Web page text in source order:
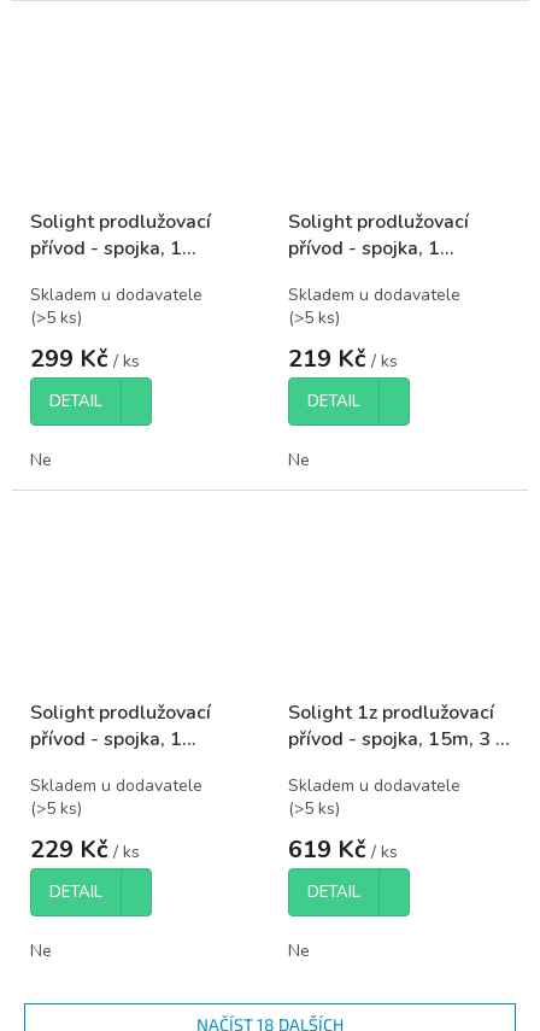
Solight prodlužovací
přívod - spojka, 1
1mm2, bílá
Skladem u dodavatele
(>5 ks)
299 Kč / ks
DETAIL
Ne
Solight prodlužovací
přívod - spojka, 1
oranžová
Skladem u dodavatele
(>5 ks)
219 Kč / ks
DETAIL
Ne
Solight prodlužovací
přívod - spojka, 1
bílá
Skladem u dodavatele
(>5 ks)
229 Kč / ks
DETAIL
Ne
Solight 1z prodlužovací
přívod - spojka, 15m, 3 x
Skladem u dodavatele
(>5 ks)
619 Kč / ks
DETAIL
Ne
NAČÍST 18 DALŠÍCH